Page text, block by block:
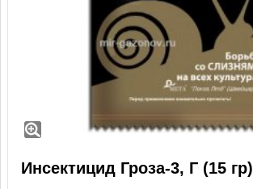
Инсектицид Гроза-3, Г (15 гр)